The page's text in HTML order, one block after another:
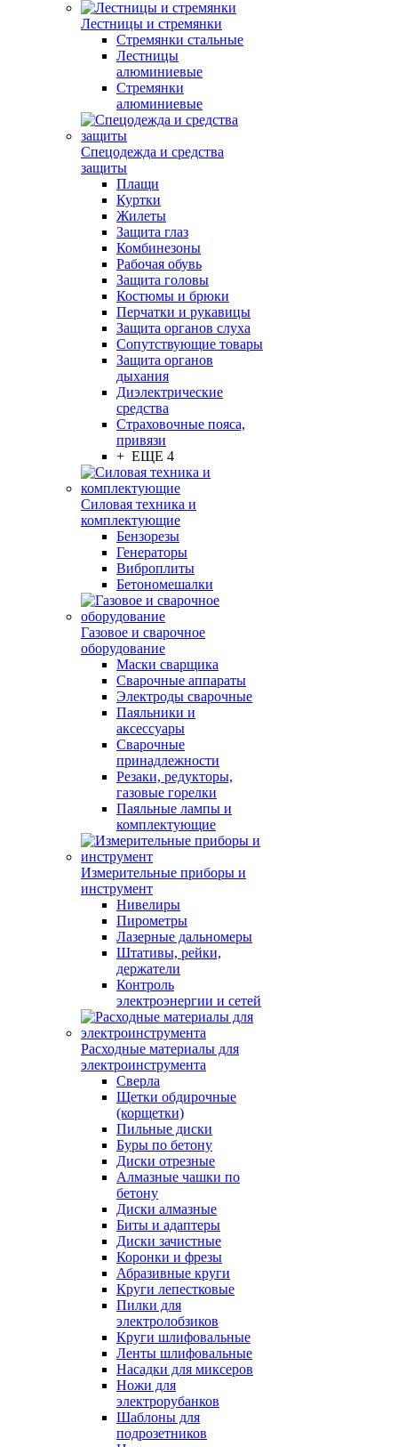
Лестницы и стремянки
Стремянки стальные
Лестницы
алюминиевые
Стремянки
алюминиевые
Спецодежда и средства
защиты
Плащи
Куртки
Жилеты
Защита глаз
Комбинезоны
Рабочая обувь
Защита головы
Костюмы и брюки
Перчатки и рукавицы
Защита органов слуха
Сопутствующие товары
Защита органов
дыхания
Диэлектрические
средства
Страховочные пояса,
привязи
+ ЕЩЕ 4
Силовая техника и
комплектующие
Бензорезы
Генераторы
Виброплиты
Бетономешалки
Газовое и сварочное
оборудование
Маски сварщика
Сварочные аппараты
Электроды сварочные
Паяльники и
аксессуары
Сварочные
принадлежности
Резаки, редукторы,
газовые горелки
Паяльные лампы и
комплектующие
Измерительные приборы и
инструмент
Нивелиры
Пирометры
Лазерные дальномеры
Штативы, рейки,
держатели
Контроль
электроэнергии и сетей
Расходные материалы для
электроинструмента
Сверла
Щетки обдирочные
(корщетки)
Пильные диски
Буры по бетону
Диски отрезные
Алмазные чашки по
бетону
Диски алмазные
Биты и адаптеры
Диски зачистные
Коронки и фрезы
Абразивные круги
Круги лепестковые
Пилки для
электролобзиков
Круги шлифовальные
Ленты шлифовальные
Насадки для миксеров
Ножи для
электрорубанков
Шаблоны для
подрозетников